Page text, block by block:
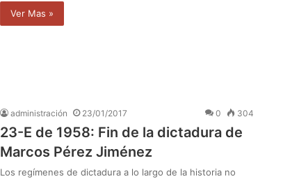
Ver Mas »
administración 23/01/2017 0 304
23-E de 1958: Fin de la dictadura de
Marcos Pérez Jiménez
Los regímenes de dictadura a lo largo de la historia no